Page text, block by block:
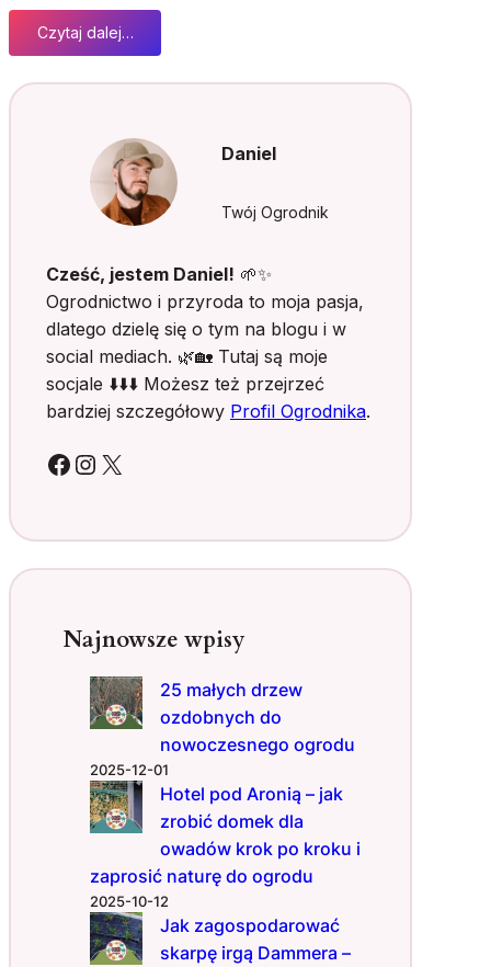
Czytaj dalej…
w
k
i
e
g
o
o
r
o
o
l
m
5
o
a
d
k
ó
Daniel
Twój Ogrodnik
Cześć, jestem Daniel! 🌱✨
Ogrodnictwo i przyroda to moja pasja,
dlatego dzielę się o tym na blogu i w
social mediach. 🌿🏡 Tutaj są moje
socjale ⬇️⬇️⬇️ Możesz też przejrzeć
bardziej szczegółowy Profil Ogrodnika.
Facebook Instagram X
Najnowsze wpisy
25 małych drzew
ozdobnych do
nowoczesnego ogrodu
2025-12-01
Hotel pod Aronią – jak
zrobić domek dla
owadów krok po kroku i
zaprosić naturę do ogrodu
2025-10-12
Jak zagospodarować
skarpę irgą Dammera –